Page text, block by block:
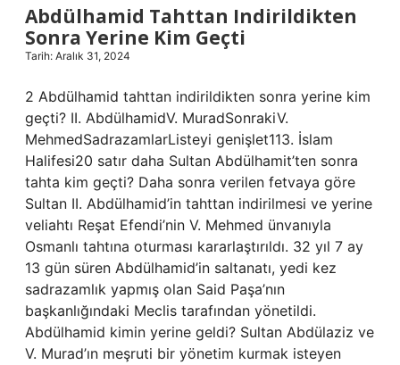
Abdülhamid Tahttan Indirildikten
Sonra Yerine Kim Geçti
Tarih: Aralık 31, 2024
2 Abdülhamid tahttan indirildikten sonra yerine kim
geçti? II. AbdülhamidV. MuradSonrakiV.
MehmedSadrazamlarListeyi genişlet113. İslam
Halifesi20 satır daha Sultan Abdülhamit’ten sonra
tahta kim geçti? Daha sonra verilen fetvaya göre
Sultan II. Abdülhamid’in tahttan indirilmesi ve yerine
veliahtı Reşat Efendi’nin V. Mehmed ünvanıyla
Osmanlı tahtına oturması kararlaştırıldı. 32 yıl 7 ay
13 gün süren Abdülhamid’in saltanatı, yedi kez
sadrazamlık yapmış olan Said Paşa’nın
başkanlığındaki Meclis tarafından yönetildi.
Abdülhamid kimin yerine geldi? Sultan Abdülaziz ve
V. Murad’ın meşruti bir yönetim kurmak isteyen